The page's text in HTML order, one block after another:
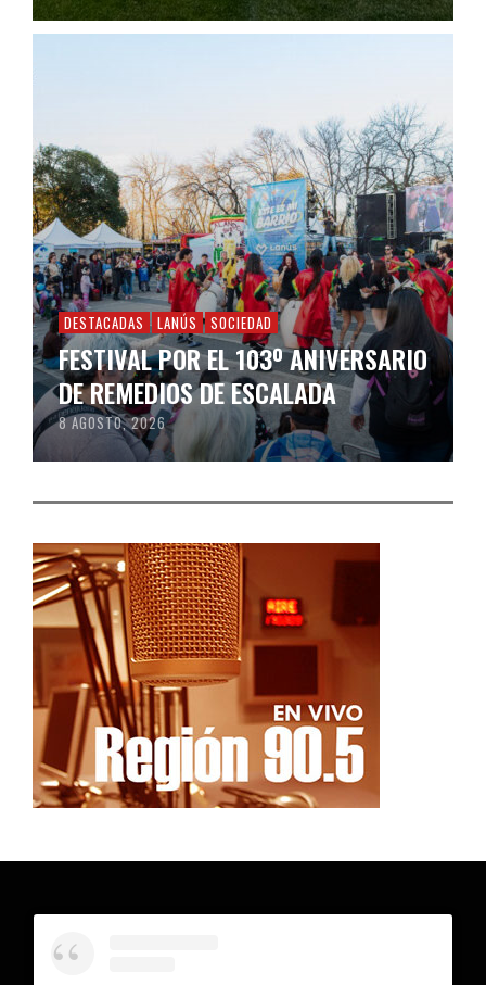
DESTACADAS LANÚS SOCIEDAD
FESTIVAL POR EL 103º ANIVERSARIO
DE REMEDIOS DE ESCALADA
8 AGOSTO, 2026